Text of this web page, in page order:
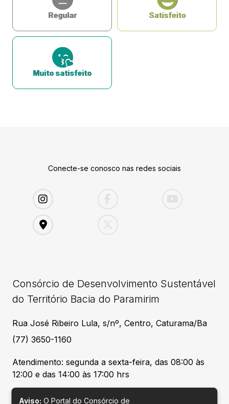
Regular Satisfeito
Muito satisfeito
Conecte-se conosco nas redes sociais
Consórcio de Desenvolvimento Sustentável
do Território Bacia do Paramirim
Rua José Ribeiro Lula, s/nº, Centro, Caturama/Ba
(77) 3650-1160
Atendimento: segunda a sexta-feira, das 08:00 às
12:00 e das 14:00 às 17:00 hrs
Aviso: O Portal do Consórcio de